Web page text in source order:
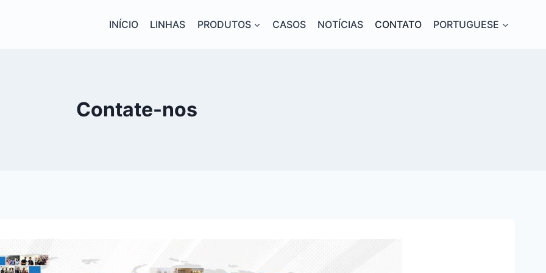
INÍCIO LINHAS PRODUTOS CASOS NOTÍCIAS CONTATO PORTUGUESE
Contate-nos